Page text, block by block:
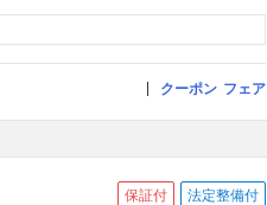
クーポン フェア
保証付 法定整備付